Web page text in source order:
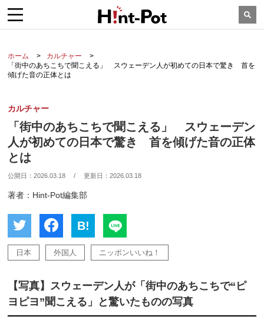
ホーム
カルチャー
「街中のあちこちで聞こえる」 スウェーデン人が初めての日本で驚き 首を
傾げた音の正体とは
カルチャー
「街中のあちこちで聞こえる」 スウェーデン
人が初めての日本で驚き 首を傾げた音の正体
とは
公開日：2026.03.18 / 更新日：2026.03.18
著者：Hint-Pot編集部
B!
日本 外国人 ニッポンいいね！
【写真】スウェーデン人が「街中のあちこちで“ピ
ヨピヨ”聞こえる」と驚いたものの写真